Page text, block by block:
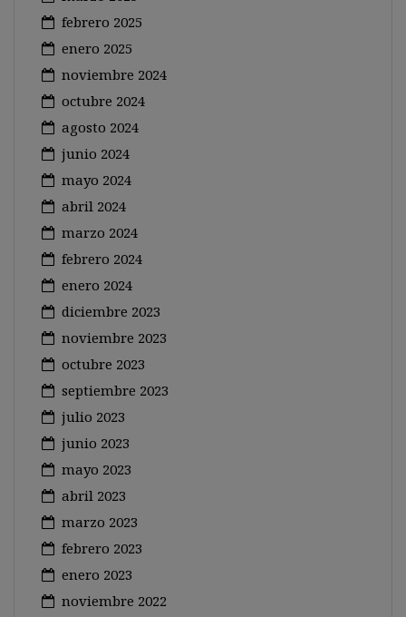
febrero 2025
enero 2025
noviembre 2024
octubre 2024
agosto 2024
junio 2024
mayo 2024
abril 2024
marzo 2024
febrero 2024
enero 2024
diciembre 2023
noviembre 2023
octubre 2023
septiembre 2023
julio 2023
junio 2023
mayo 2023
abril 2023
marzo 2023
febrero 2023
enero 2023
noviembre 2022